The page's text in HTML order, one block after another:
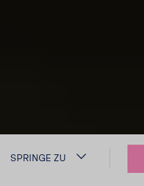
SPRINGE ZU